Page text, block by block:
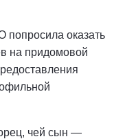
попросила оказать
на придомовой
чей сын —